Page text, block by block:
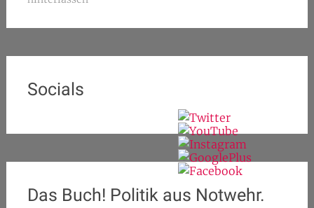
Socials
Das Buch! Politik aus Notwehr.